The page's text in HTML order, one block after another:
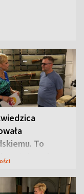
To
tajemnica